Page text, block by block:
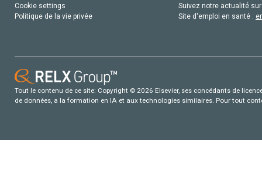
Cookie settings
Politique de la vie privée
Suivez notre actualité
Site d'emploi en santé :
Tout le contenu de ce site: Copyright © 2026 Elsevier, ses concédants de
de données, a la formation en IA et aux technologies similaires. Pour tout